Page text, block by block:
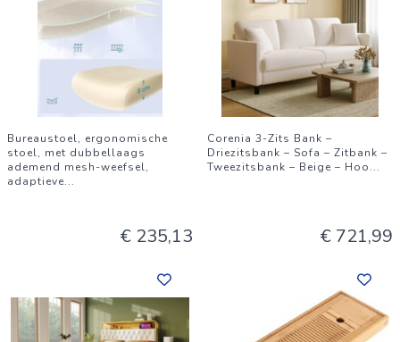
Bureaustoel, ergonomische
stoel, met dubbellaags
ademend mesh-weefsel,
adaptieve...
€ 235,13
Corenia 3-Zits Bank –
Driezitsbank – Sofa – Zitbank –
Tweezitsbank – Beige – Hoo...
€ 721,99